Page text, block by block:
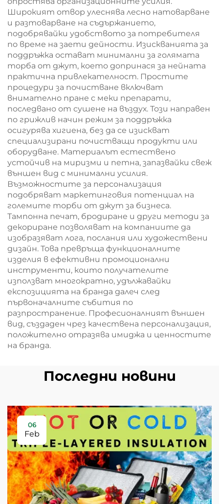
Широкият отвор улеснява лесно натоварване
и разтоварване на съдържанието,
подобрявайки удобството за потребителя
по време на заети дейности. Изискванията за
поддръжка остават минимални за голямата
торба от джут, което допринася за нейната
практична привлекателност. Простите
процедури за почистване включват
внимателно пране с меки препарати,
последвано от сушене на въздух. Този направен
по грижлив начин режим за поддръжка
осигурява хигиена, без да се изискват
специализирани почистващи продукти или
оборудване. Материалът естествено
устойчив на миризми и петна, запазвайки свеж
външен вид с минимални усилия.
Възможностите за персонализация
подобряват маркетинговия потенциал на
големите торби от джут за бизнеса.
Тампонна печат, бродиране и други методи за
декориране позволяват на компаниите да
изобразяват лога, послания или художествени
дизайн. Това превръща функционалните
изделия в ефективни промоционални
инструменти, които получателите
използват многократно, удължавайки
експозицията на бранда далеч след
първоначалните събития по
разпространение. Професионалният външен
вид, създаден чрез качествена персонализация,
положително отразява имиджа и ценностите
на бранда.
Последни новини
06
Feb